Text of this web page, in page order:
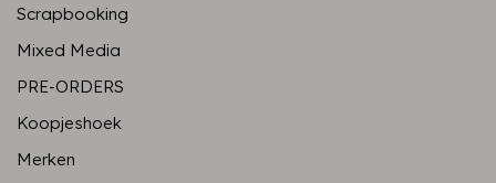
Scrapbooking
Mixed Media
PRE-ORDERS
Koopjeshoek
Merken